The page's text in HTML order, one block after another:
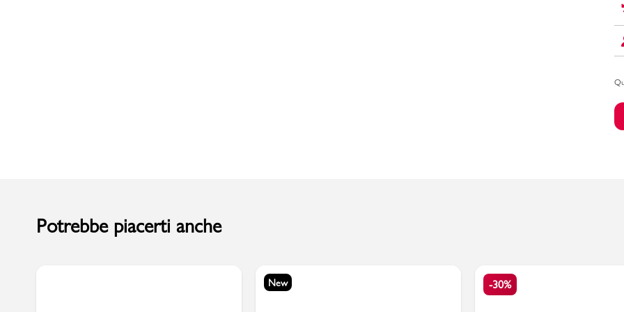
Potrebbe piacerti anche
New -30%